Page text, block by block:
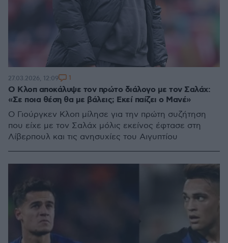
Ο Κλοπ αποκάλυψε τον πρώτο διάλογο με τον Σαλάχ:
«Σε ποια θέση θα με βάλεις; Εκεί παίζει ο Μανέ»
Ο Γιούργκεν Κλοπ μίλησε για την πρώτη συζήτηση
που είχε με τον Σαλάχ μόλις εκείνος έφτασε στη
Λίβερπουλ και τις ανησυχίες του Αιγυπτίου
27.03.2026, 12:09 1